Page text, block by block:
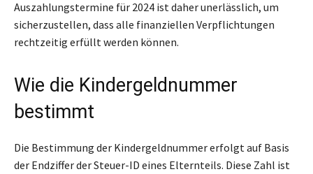
Auszahlungstermine für 2024 ist daher unerlässlich, um
sicherzustellen, dass alle finanziellen Verpflichtungen
rechtzeitig erfüllt werden können.
Wie die Kindergeldnummer
bestimmt
Die Bestimmung der Kindergeldnummer erfolgt auf Basis
der Endziffer der Steuer-ID eines Elternteils. Diese Zahl ist